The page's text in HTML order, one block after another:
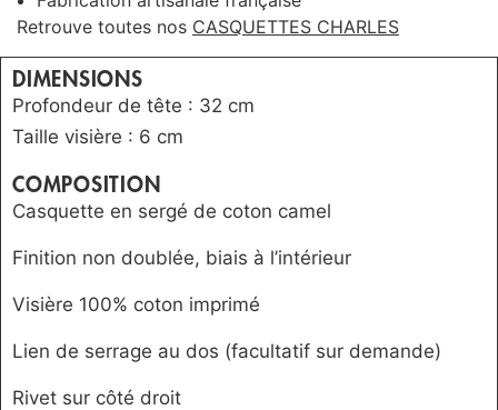
Retrouve toutes nos CASQUETTES CHARLES
DIMENSIONS
Profondeur de tête : 32 cm
Taille visière : 6 cm
COMPOSITION
Casquette en sergé de coton camel
Finition non doublée, biais à l’intérieur
Visière 100% coton imprimé
Lien de serrage au dos (facultatif sur demande)
Rivet sur côté droit